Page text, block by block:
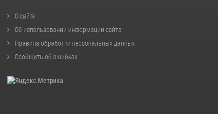
О сайте
Об использовании информации сайта
Правила обработки персональных данных
Сообщить об ошибках